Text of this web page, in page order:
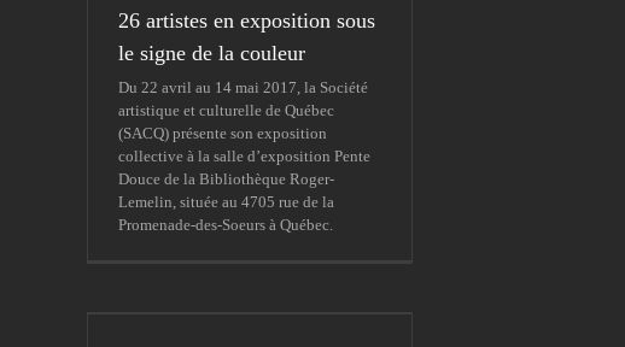
26 artistes en exposition sous
le signe de la couleur
Du 22 avril au 14 mai 2017, la Société
artistique et culturelle de Québec
(SACQ) présente son exposition
collective à la salle d’exposition Pente
Douce de la Bibliothèque Roger-
Lemelin, située au 4705 rue de la
Promenade-des-Soeurs à Québec.